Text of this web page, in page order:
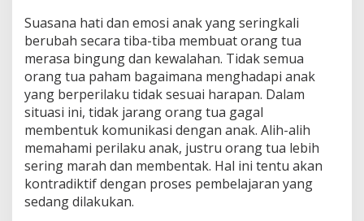
Suasana hati dan emosi anak yang seringkali
berubah secara tiba-tiba membuat orang tua
merasa bingung dan kewalahan. Tidak semua
orang tua paham bagaimana menghadapi anak
yang berperilaku tidak sesuai harapan. Dalam
situasi ini, tidak jarang orang tua gagal
membentuk komunikasi dengan anak. Alih-alih
memahami perilaku anak, justru orang tua lebih
sering marah dan membentak. Hal ini tentu akan
kontradiktif dengan proses pembelajaran yang
sedang dilakukan.